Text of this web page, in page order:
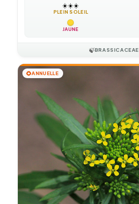
☀️☀️☀️
PLEIN SOLEIL
JAUNE
🍃BRASSICACEAE
🌻ANNUELLE